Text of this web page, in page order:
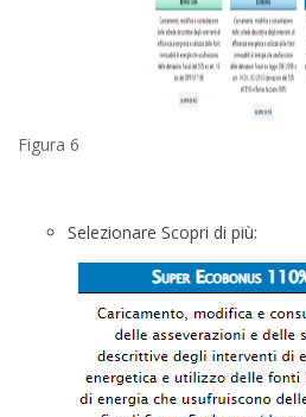
Figura 6
Selezionare Scopri di più: